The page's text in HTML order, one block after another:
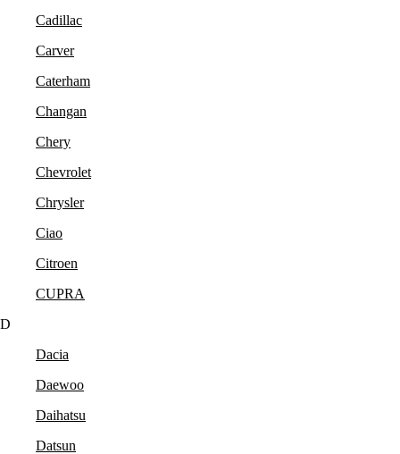
Cadillac
Carver
Caterham
Changan
Chery
Chevrolet
Chrysler
Ciao
Citroen
CUPRA
D
Dacia
Daewoo
Daihatsu
Datsun